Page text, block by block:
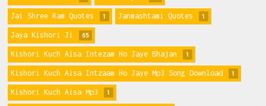
Jai Shree Ram Quotes 1 Janmashtami Quotes 1
Jaya Kishori Ji 65
Kishori Kuch Aisa Intezam Ho Jaye Bhajan 1
Kishori Kuch Aisa Intzaam Ho Jaye Mp3 Song Download 1
Kishori Kuch Aisa Mp3 1